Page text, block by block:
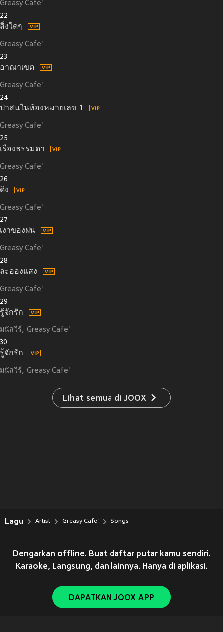
Greasy Cafe'
22
สิ่งใดๆ
Greasy Cafe'
23
อาณาเขต
Greasy Cafe'
24
ป่าสนในห้องหมายเลข 1
Greasy Cafe'
25
เรื่องธรรมดา
Greasy Cafe'
26
ดิ่ง
Greasy Cafe'
27
เงาของฝน
Greasy Cafe'
28
ละอองแสง
Greasy Cafe'
29
รู้จักรัก
มนัสวีร์ Greasy Cafe'
30
รู้จักรัก
มนัสวีร์ Greasy Cafe'
Lihat semua di JOOX
Lagu Artist Greasy Cafe' Songs
Dengarkan offline. Buat daftar putar kamu sendiri.
Karaoke, Langsung, dan lainnya. Hanya di aplikasi.
DAPATKAN JOOX APP